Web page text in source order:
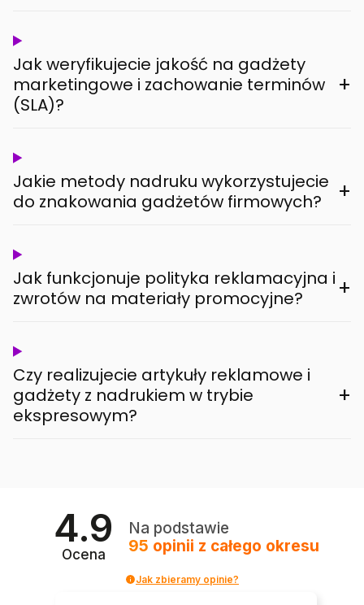
Jak weryfikujecie jakość na gadżety
marketingowe i zachowanie terminów
(SLA)?
+
Jakie metody nadruku wykorzystujecie
do znakowania gadżetów firmowych?
+
Jak funkcjonuje polityka reklamacyjna i
zwrotów na materiały promocyjne?
+
Czy realizujecie artykuły reklamowe i
gadżety z nadrukiem w trybie
ekspresowym?
+
4.9
Ocena
Na podstawie
95 opinii z całego okresu
Jak zbieramy opinie?